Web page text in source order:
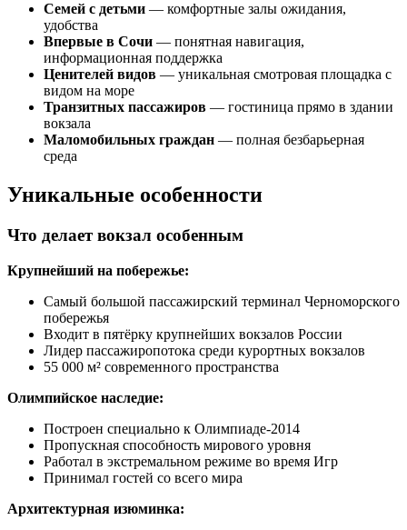
Семей с детьми — комфортные залы ожидания,
удобства
Впервые в Сочи — понятная навигация,
информационная поддержка
Ценителей видов — уникальная смотровая площадка с
видом на море
Транзитных пассажиров — гостиница прямо в здании
вокзала
Маломобильных граждан — полная безбарьерная
среда
Уникальные особенности
Что делает вокзал особенным
Крупнейший на побережье:
Самый большой пассажирский терминал Черноморского
побережья
Входит в пятёрку крупнейших вокзалов России
Лидер пассажиропотока среди курортных вокзалов
55 000 м² современного пространства
Олимпийское наследие:
Построен специально к Олимпиаде-2014
Пропускная способность мирового уровня
Работал в экстремальном режиме во время Игр
Принимал гостей со всего мира
Архитектурная изюминка: